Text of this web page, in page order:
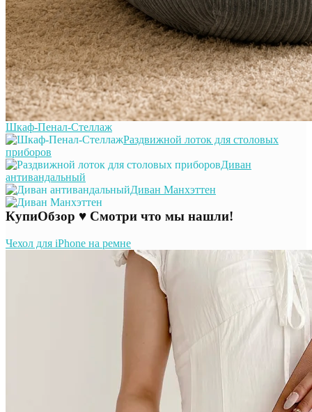
Шкаф-Пенал-Стеллаж
Раздвижной лоток для столовых
приборов
Диван
антивандальный
Диван Манхэттен
КупиОбзор ♥ Смотри что мы нашли!
Чехол для iPhone на ремне